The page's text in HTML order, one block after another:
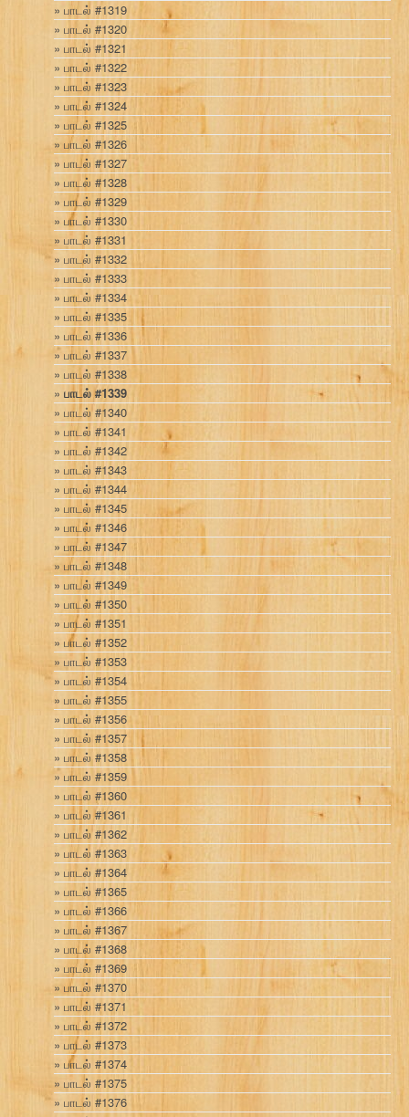
பாடல் #1319
பாடல் #1320
பாடல் #1321
பாடல் #1322
பாடல் #1323
பாடல் #1324
பாடல் #1325
பாடல் #1326
பாடல் #1327
பாடல் #1328
பாடல் #1329
பாடல் #1330
பாடல் #1331
பாடல் #1332
பாடல் #1333
பாடல் #1334
பாடல் #1335
பாடல் #1336
பாடல் #1337
பாடல் #1338
பாடல் #1339
பாடல் #1340
பாடல் #1341
பாடல் #1342
பாடல் #1343
பாடல் #1344
பாடல் #1345
பாடல் #1346
பாடல் #1347
பாடல் #1348
பாடல் #1349
பாடல் #1350
பாடல் #1351
பாடல் #1352
பாடல் #1353
பாடல் #1354
பாடல் #1355
பாடல் #1356
பாடல் #1357
பாடல் #1358
பாடல் #1359
பாடல் #1360
பாடல் #1361
பாடல் #1362
பாடல் #1363
பாடல் #1364
பாடல் #1365
பாடல் #1366
பாடல் #1367
பாடல் #1368
பாடல் #1369
பாடல் #1370
பாடல் #1371
பாடல் #1372
பாடல் #1373
பாடல் #1374
பாடல் #1375
பாடல் #1376